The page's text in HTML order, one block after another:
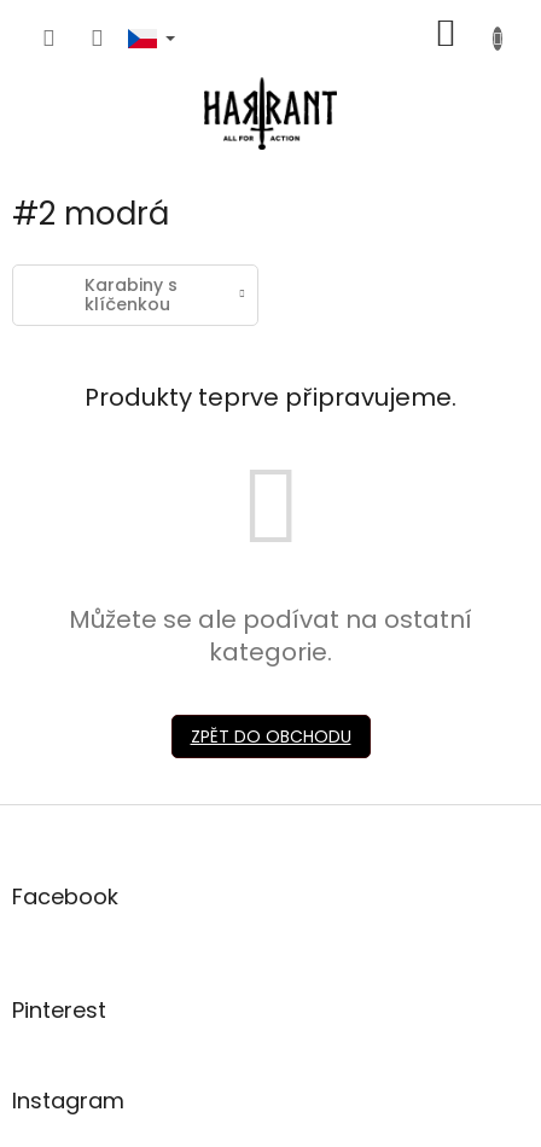
KOŠÍK
#2 modrá
Karabiny s
klíčenkou
Produkty teprve připravujeme.
Můžete se ale podívat na ostatní
kategorie.
ZPĚT DO OBCHODU
Z
aFacebook
Pinterest
Instagram